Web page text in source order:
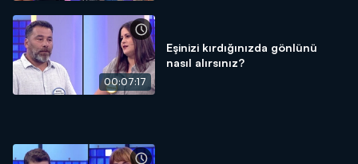
00:07:17
Eşinizi kırdığınızda gönlünü
nasıl alırsınız?